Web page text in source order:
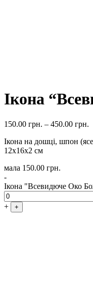
Ікона
150.00 грн. – 450.00 грн.
Ікона на дошці, шпон
12х16х2 см
мала 150.00 грн.
-
Ікона "Всевидюче Око
+ +